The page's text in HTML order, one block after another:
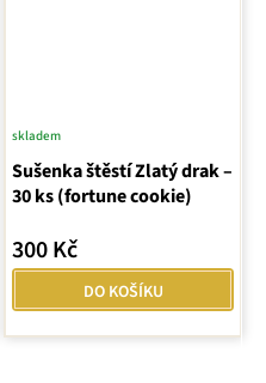
Sušenka štěstí Zlatý drak –
30 ks (fortune cookie)
skladem
300 Kč
DO KOŠÍKU